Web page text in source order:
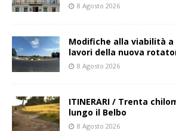
8 Agosto 2026
Modifiche alla viabilità a
lavori della nuova
8 Agosto 2026
ITINERARI / Trenta
lungo il Belbo
8 Agosto 2026